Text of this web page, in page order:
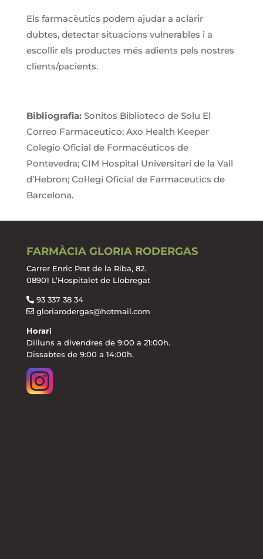
Els farmacèutics podem ajudar a aclarir
dubtes, detectar situacions vulnerables i a
escollir els productes més adients pels nostres
clients/pacients.
Bibliografia: Sonitos Biblioteco de Solu El
Correo Farmaceutico; Axo Health Keeper
Colegio Oficial de Formacéuticos de
Pontevedra; CIM Hospital Universitari de la Vall
d’Hebron; Col·legi Oficial de Farmaceutics de
Barcelona.
FARMÀCIA GLORIA RODERGAS
Carrer Enric Prat de la Riba, 82.
08901 L’Hospitalet de Llobregat
93 337 38 34
gloriarodergas@hotmail.com
Horari
Dilluns a divendres de 9:00 a 21:00h.
Dissabtes de 9:00 a 14:00h.